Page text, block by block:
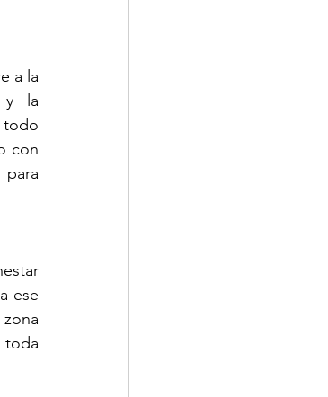
a la
y la
todo
con
ese
toda